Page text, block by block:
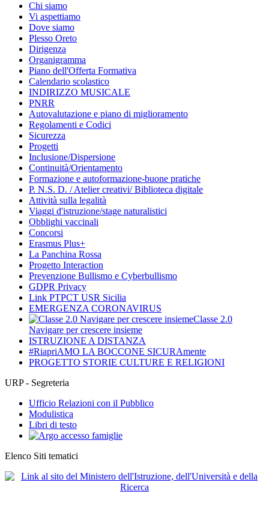
Chi siamo
Vi aspettiamo
Dove siamo
Plesso Oreto
Dirigenza
Organigramma
Piano dell'Offerta Formativa
Calendario scolastico
INDIRIZZO MUSICALE
PNRR
Autovalutazione e piano di miglioramento
Regolamenti e Codici
Sicurezza
Progetti
Inclusione/Dispersione
Continuità/Orientamento
Formazione e autoformazione-buone pratiche
P. N.S. D. / Atelier creativi/ Biblioteca digitale
Attività sulla legalità
Viaggi d'istruzione/stage naturalistici
Obblighi vaccinali
Concorsi
Erasmus Plus+
La Panchina Rossa
Progetto Interaction
Prevenzione Bullismo e Cyberbullismo
GDPR Privacy
Link PTPCT USR Sicilia
EMERGENZA CORONAVIRUS
Classe 2.0
Navigare per crescere insieme
ISTRUZIONE A DISTANZA
#RiapriAMO LA BOCCONE SICURAmente
PROGETTO STORIE CULTURE E RELIGIONI
URP - Segreteria
Ufficio Relazioni con il Pubblico
Modulistica
Libri di testo
Elenco Siti tematici